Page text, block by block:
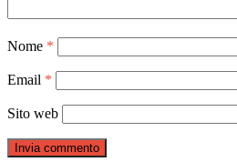
Nome *
Email *
Sito web